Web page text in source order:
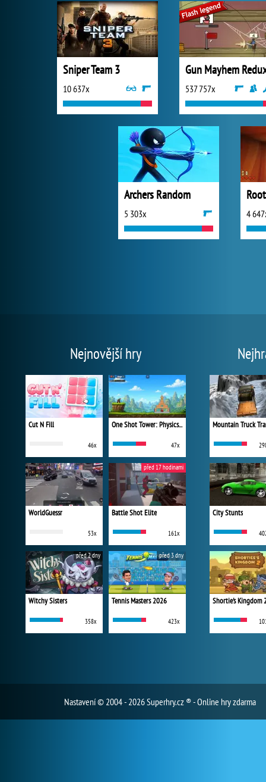
Sniper Team 3
10 637x
Gun Mayhem
537 757x
Archers Random
5 303x 4
Nejnovější hry
Cut N Fill
46x
One Shot Tower: Physics Destroyer
47x
WorldGuessr
53x
Battle Shot Elite
161x
před 17 hodinami
Witchy Sisters
358x
před 2 dny
Tennis Masters 2026
423x
před 3 dny
Mountain Truck
City Stunts
Shortie's Kingdom
Nastavení© 2004 - 2026 Superhry.cz ® - Online hry zdarma